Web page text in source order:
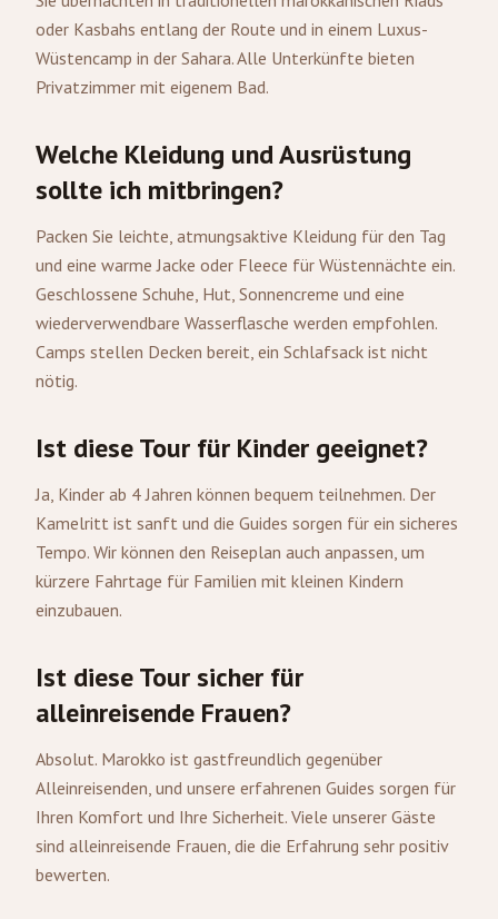
oder Kasbahs entlang der Route und in einem Luxus-
Wüstencamp in der Sahara. Alle Unterkünfte bieten
Privatzimmer mit eigenem Bad.
Welche Kleidung und Ausrüstung
sollte ich mitbringen?
Packen Sie leichte, atmungsaktive Kleidung für den Tag
und eine warme Jacke oder Fleece für Wüstennächte ein.
Geschlossene Schuhe, Hut, Sonnencreme und eine
wiederverwendbare Wasserflasche werden empfohlen.
Camps stellen Decken bereit, ein Schlafsack ist nicht
nötig.
Ist diese Tour für Kinder geeignet?
Ja, Kinder ab 4 Jahren können bequem teilnehmen. Der
Kamelritt ist sanft und die Guides sorgen für ein sicheres
Tempo. Wir können den Reiseplan auch anpassen, um
kürzere Fahrtage für Familien mit kleinen Kindern
einzubauen.
Ist diese Tour sicher für
alleinreisende Frauen?
Absolut. Marokko ist gastfreundlich gegenüber
Alleinreisenden, und unsere erfahrenen Guides sorgen für
Ihren Komfort und Ihre Sicherheit. Viele unserer Gäste
sind alleinreisende Frauen, die die Erfahrung sehr positiv
bewerten.